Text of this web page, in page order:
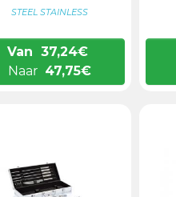
STEEL STAINLESS
Van 37,24€
Naar 47,75€